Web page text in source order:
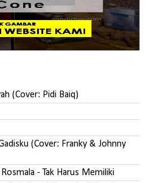
(Cover: Pidi Baiq)
(Cover: Franky & Johnny
- Tak Harus Memiliki